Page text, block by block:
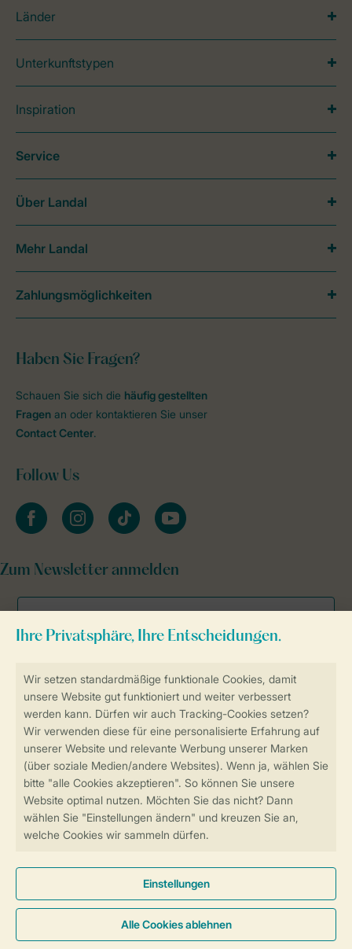
Sicherstellung Deiner Privatsphäre
Sicher und schnell zur Online-Buchung
Sichere Datenübertragung
Sicheres Bezahlen
Länder
Unterkunftstypen
Inspiration
Haben Sie Fragen?
Schauen Sie sich die häufig gestellten
Fragen an oder kontaktieren Sie unser
Contact Center.
Follow Us
facebookinstagramtiktok youtube
Zum Newsletter anmelden
Service
Über Landal
Mehr Landal
Zahlungsmöglichkeiten
Allgemeine Bedingungen Impressum Datenschutz